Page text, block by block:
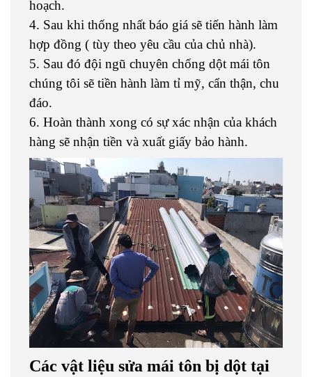
hoạch.
4. Sau khi thống nhất báo giá sẽ tiến hành làm
hợp đồng ( tùy theo yêu cầu của chủ nhà).
5. Sau đó đội ngũ chuyên chống dột mái tôn
chúng tôi sẽ tiền hành làm tỉ mỹ, cẩn thận, chu
đáo.
6. Hoàn thành xong có sự xác nhận của khách
hàng sẽ nhận tiền và xuất giấy bảo hành.
Các vật liệu sửa mái tôn bị dột tại